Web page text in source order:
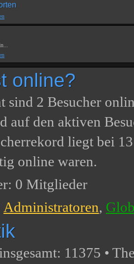
online?
sind 2 Besucher
auf den aktiven
liegt bei
online waren.
0 Mitglieder
Administratoren,
11375 •